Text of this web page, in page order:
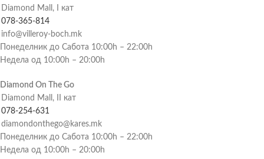
Diamond Mall, I кат
078-365-814
info@villeroy-boch.mk
Понеделник до Сабота 10:00h – 22:00h
Недела од 10:00h – 20:00h
Diamond On The Go
Diamond Mall, II кат
078-254-631
diamondonthego@kares.mk
Понеделник до Сабота 10:00h – 22:00h
Недела од 10:00h – 20:00h